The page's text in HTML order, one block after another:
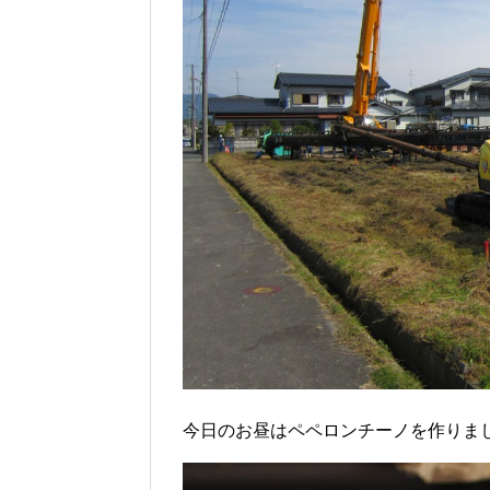
今日のお昼はペペロンチーノを作りま